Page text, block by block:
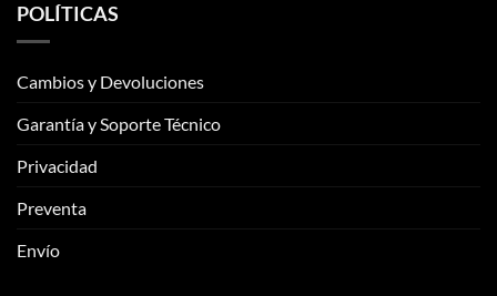
POLÍTICAS
Cambios y Devoluciones
Garantía y Soporte Técnico
Privacidad
Preventa
Envío